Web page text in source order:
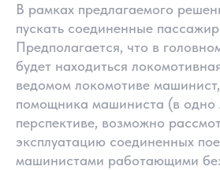
В рамках предлагаемого
пускать соединенные
Предполагается, что в
будет находиться
ведомом локомотиве
помощника машиниста (в одно
перспективе, возможно
эксплуатацию соединенных
машинистами работающими